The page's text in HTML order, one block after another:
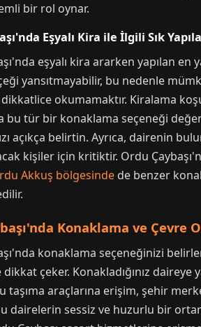
bir rol oynar.
Eşyalı Kira ile İlgili Sık
eşyalı kira ararken yapılan
yansıtmayabilir, bu nedenle
okumamaktır. Kiralama
bu tür bir konaklama seçeneği
açıkça belirtin. Ayrıca, dairenin
kişiler için kritiktir. Ordu
Akkuş bölgesinde de benzer
Konaklama ve Çevre
konaklama seçeneğinizi
çeker. Konakladığınız daireye
taşıma araçlarına erişim, şehir
dairelerin sessiz ve huzurlu bir